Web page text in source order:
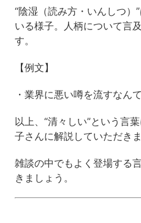
“陰湿（読み方・いんしつ）
いる様子。人柄について言
す。
【例文】
・業界に悪い噂を流すなんて
以上、“清々しい”という言
子さんに解説していただきま
雑談の中でもよく登場する
きましょう。